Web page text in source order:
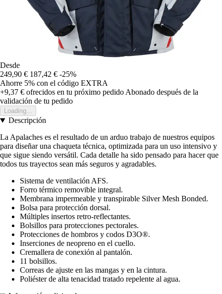
Desde
249,90 € 187,42 € -25%
Ahorre 5% con el código EXTRA
+9,37 € ofrecidos en tu próximo pedido Abonado después de la
validación de tu pedido
Loading...
Descripción
La Apalaches es el resultado de un arduo trabajo de nuestros equipos
para diseñar una chaqueta técnica, optimizada para un uso intensivo y
que sigue siendo versátil. Cada detalle ha sido pensado para hacer que
todos tus trayectos sean más seguros y agradables.
Sistema de ventilación AFS.
Forro térmico removible integral.
Membrana impermeable y transpirable Silver Mesh Bonded.
Bolsa para protección dorsal.
Múltiples insertos retro-reflectantes.
Bolsillos para protecciones pectorales.
Protecciones de hombros y codos D3O®.
Inserciones de neopreno en el cuello.
Cremallera de conexión al pantalón.
11 bolsillos.
Correas de ajuste en las mangas y en la cintura.
Poliéster de alta tenacidad tratado repelente al agua.